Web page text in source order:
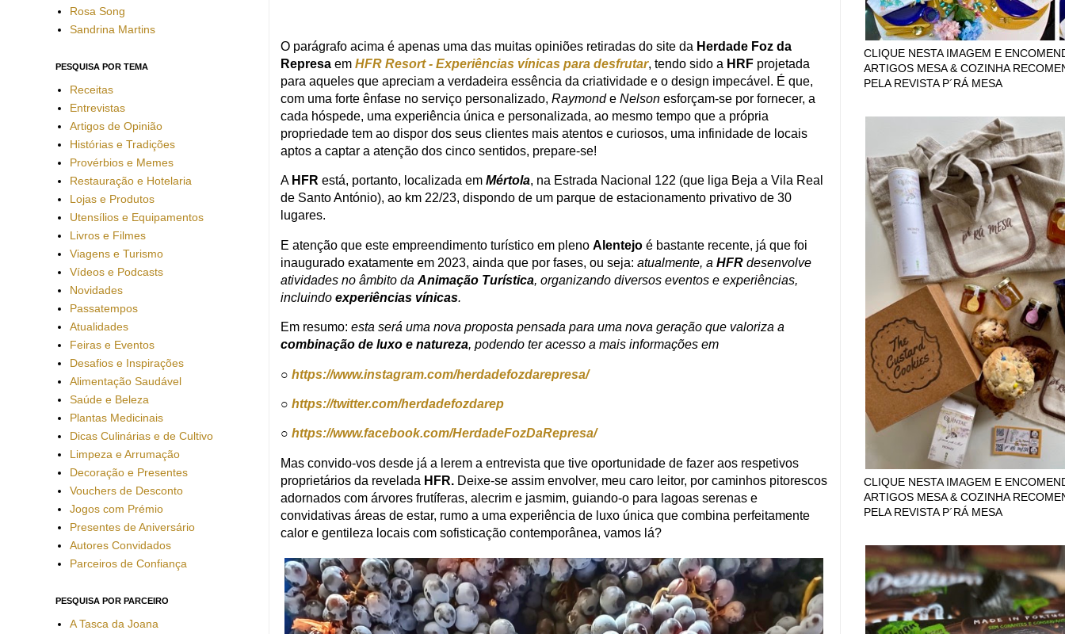
O parágrafo acima é apenas uma das muitas opiniões retiradas do site da Herdade Foz da
Represa em HFR Resort - Experiências vínicas para desfrutar, tendo sido a HRF projetada
para aqueles que apreciam a verdadeira essência da criatividade e o design impecável. É que,
com uma forte ênfase no serviço personalizado, Raymonde Nelson esforçam-se por fornecer, a
cada hóspede, uma experiência única e personalizada, ao mesmo tempo que a própria
propriedade tem ao dispor dos seus clientes mais atentos e curiosos, uma infinidade de locais
aptos a captar a atenção dos cinco sentidos, prepare-se!
A HFR está, portanto, localizada em Mértola, na Estrada Nacional 122 (que liga Beja a Vila Real
de Santo António), ao km 22/23, dispondo de um parque de estacionamento privativo de 30
lugares.
E atenção que este empreendimento turístico em pleno Alentejo é bastante recente, já que foi
inaugurado exatamente em 2023, ainda que por fases, ou seja: atualmente, a HFR desenvolve
atividades no âmbito da Animação Turística, organizando diversos eventos e experiências,
incluindo experiências vínicas.
Em resumo: esta será uma nova proposta pensada para uma nova geração que valoriza a
combinação de luxo e natureza, podendo ter acesso a mais informações em
○ https://www.instagram.com/herdadefozdarepresa/
○ https://twitter.com/herdadefozdarep
○ https://www.facebook.com/HerdadeFozDaRepresa/
Mas convido-vos desde já a lerem a entrevista que tive oportunidade de fazer aos respetivos
proprietários da revelada HFR. Deixe-se assim envolver, meu caro leitor, por caminhos pitorescos
adornados com árvores frutíferas, alecrim e jasmim, guiando-o para lagoas serenas e
convidativas áreas de estar, rumo a uma experiência de luxo única que combina perfeitamente
calor e gentileza locais com sofisticação contemporânea, vamos lá?
Rosa Song
Sandrina Martins
PESQUISA POR TEMA
Receitas
Entrevistas
Artigos de Opinião
Histórias e Tradições
Provérbios e Memes
Restauração e Hotelaria
Lojas e Produtos
Utensílios e Equipamentos
Livros e Filmes
Viagens e Turismo
Vídeos e Podcasts
Novidades
Passatempos
Atualidades
Feiras e Eventos
Desafios e Inspirações
Alimentação Saudável
Saúde e Beleza
Plantas Medicinais
Dicas Culinárias e de Cultivo
Limpeza e Arrumação
Decoração e Presentes
Vouchers de Desconto
Jogos com Prémio
Presentes de Aniversário
Autores Convidados
Parceiros de Confiança
PESQUISA POR PARCEIRO
A Tasca da Joana
CLIQUE NESTA IMAGEM E
ARTIGOS MESA & COZINHA
PELA REVISTA P´RÁ MESA
CLIQUE NESTA IMAGEM E
ARTIGOS MESA & COZINHA
PELA REVISTA P´RÁ MESA